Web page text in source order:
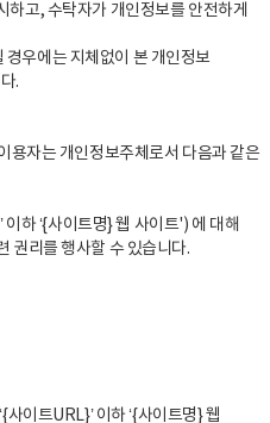
하고, 수탁자가 개인정보를 안전하게
우에는 지체없이 본 개인정보
.
용자는 개인정보주체로서 다음과 같은
하 ‘{사이트명} 웹 사이트') 에 대해
권리를 행사할 수 있습니다.
이트URL}’ 이하 ‘{사이트명} 웹